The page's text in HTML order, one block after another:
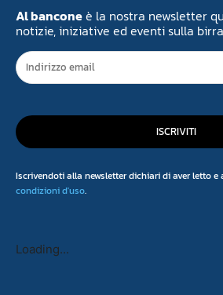
Al banconeè la nostra newsletter
notizie, iniziative ed eventi sulla
ISCRIVITI
Iscrivendoti alla newsletter dichiari di aver letto e
condizioni d'uso.
Loading...